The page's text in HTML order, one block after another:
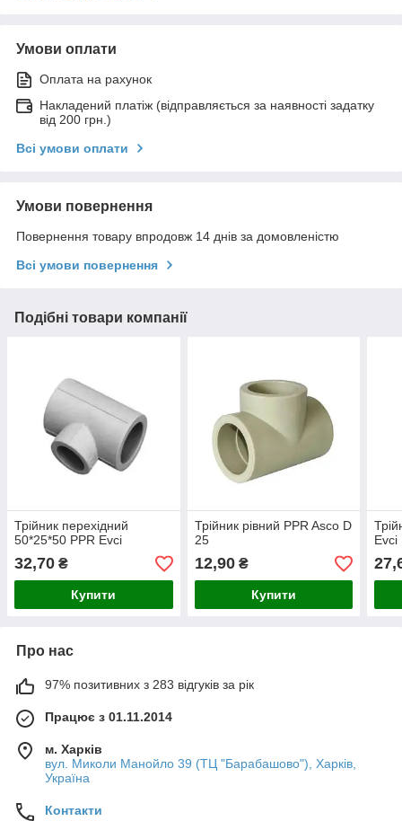
Умови оплати
Оплата на рахунок
Накладений платіж (відправляється за наявності задатку
від 200 грн.)
Всі умови оплати
Умови повернення
Повернення товару впродовж 14 днів за домовленістю
Всі умови повернення
Подібні товари компанії
Трійник перехідний
50*25*50 PPR Evci
32,70 ₴
Купити
Трійник рівний PPR Asco D
25
12,90₴
Купити
Evci
Про нас
97% позитивних з 283 відгуків за рік
Працює з 01.11.2014
м. Харків
вул. Миколи Манойло 39 (ТЦ "Барабашово"), Харків,
Україна
Контакти